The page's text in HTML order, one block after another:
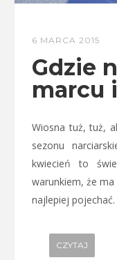
6 MARCA 2015
Gdzie
marcu
Wiosna tuż, tuż,
sezonu
kwiecień to
warunkiem, że
najlepiej pojechać.
CZYTAJ